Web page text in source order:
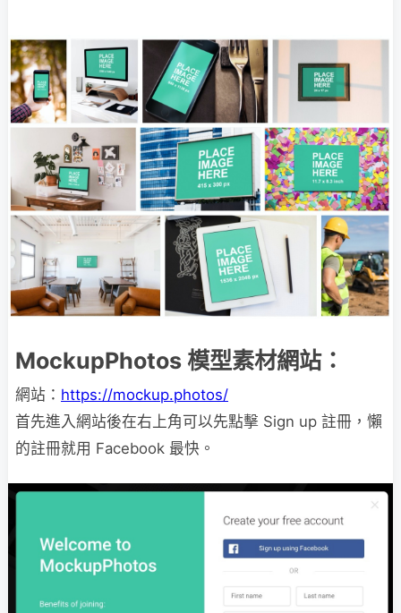
MockupPhotos 模型素材網站：
網站： https://mockup.photos/
首先進入網站後在右上角可以先點擊 Sign up 註冊，懶
的註冊就用 Facebook 最快。